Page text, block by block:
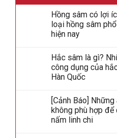
Hồng sâm có lợi
loại hồng sâm
hiện nay
Hắc sâm là gì?
công dụng của
Hàn Quốc
[Cảnh Báo] Những
không phù hợp để
nấm linh chi